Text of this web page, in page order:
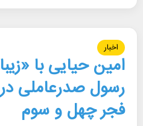
اخبار
امین حیایی با
رسول صدرعاملی
فجر چهل و سوم